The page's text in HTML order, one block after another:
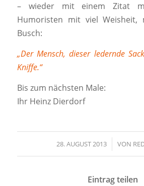
– wieder mit einem Zitat
Humoristen mit viel Weisheit,
Busch:
„Der Mensch, dieser ledernde
Kniffe.“
Bis zum nächsten Male:
Ihr Heinz Dierdorf
28. AUGUST 2013
/ VON
Eintrag teilen